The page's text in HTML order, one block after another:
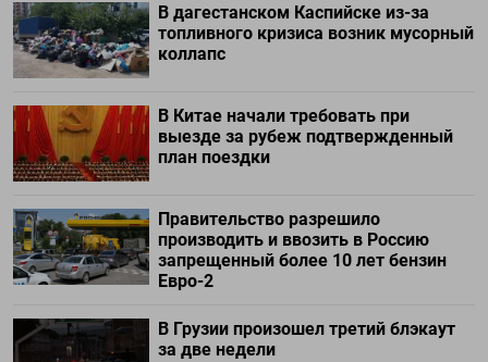
В дагестанском Каспийске из-за
топливного кризиса возник мусорный
коллапс
В Китае начали требовать при
выезде за рубеж подтвержденный
план поездки
Правительство разрешило
производить и ввозить в Россию
запрещенный более 10 лет бензин
Евро-2
В Грузии произошел третий блэкаут
за две недели